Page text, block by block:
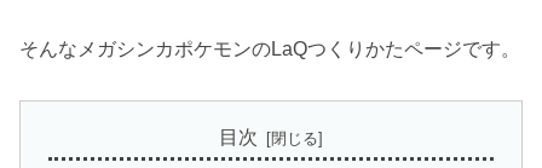
そんなメガシンカポケモンのLaQつくりかたページです。
目次